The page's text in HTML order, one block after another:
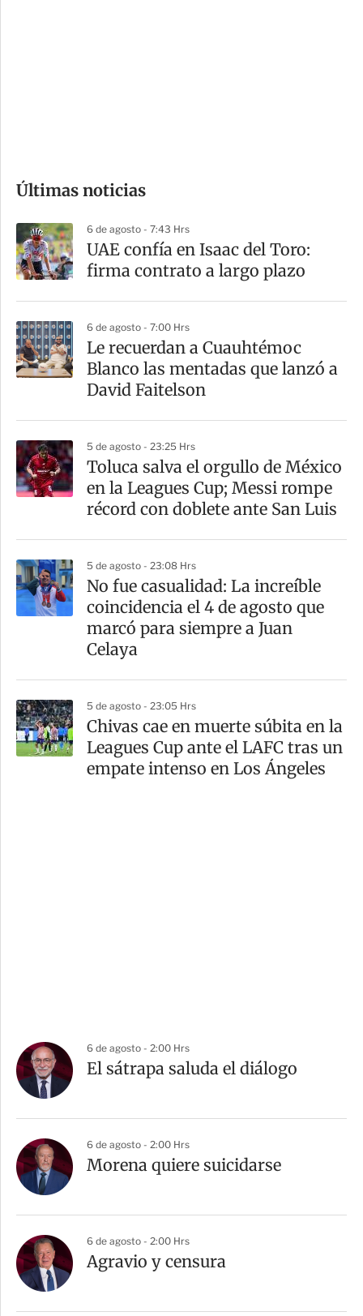
m
a
r
t
r
Últimas noticias
6 de agosto - 7:43 Hrs
UAE confía en Isaac del Toro:
firma contrato a largo plazo
6 de agosto - 7:00 Hrs
Le recuerdan a Cuauhtémoc
Blanco las mentadas que lanzó a
David Faitelson
5 de agosto - 23:25 Hrs
Toluca salva el orgullo de México
en la Leagues Cup; Messi rompe
récord con doblete ante San Luis
5 de agosto - 23:08 Hrs
No fue casualidad: La increíble
coincidencia el 4 de agosto que
marcó para siempre a Juan
Celaya
5 de agosto - 23:05 Hrs
Chivas cae en muerte súbita en la
Leagues Cup ante el LAFC tras un
empate intenso en Los Ángeles
6 de agosto - 2:00 Hrs
El sátrapa saluda el diálogo
6 de agosto - 2:00 Hrs
Morena quiere suicidarse
6 de agosto - 2:00 Hrs
Agravio y censura